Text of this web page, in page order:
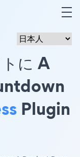
に A
Plugin